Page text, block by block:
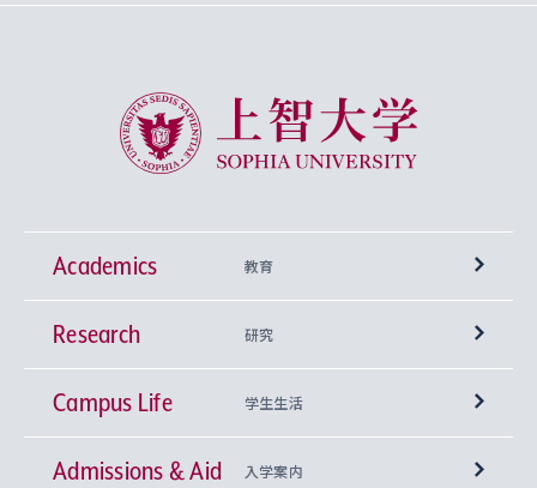
上智大学 Sophia University
Academics 教育
学部
神学部
文学部
興味から学科を探す
上智大学の全学共通教育
Research 研究
研究所 等
キリスト教文化研究所
Sophia Open Research Weeks (SORW)
Campus Life 学生生活
学期区分と授業時間割
Admissions & Aid 入学案内